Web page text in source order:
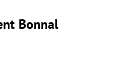
Bonnal